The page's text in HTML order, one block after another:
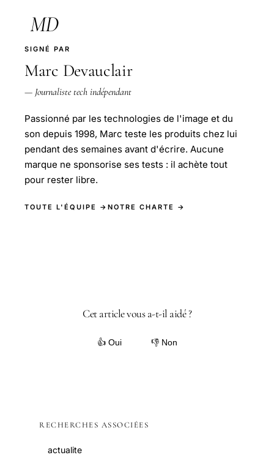
MD
SIGNÉ PAR
Marc Devauclair
— Journaliste tech indépendant
Passionné par les technologies de l'image et du
son depuis 1998, Marc teste les produits chez lui
pendant des semaines avant d'écrire. Aucune
marque ne sponsorise ses tests : il achète tout
pour rester libre.
TOUTE L'ÉQUIPE → NOTRE CHARTE →
Cet article vous a-t-il aidé ?
👍 Oui 👎 Non
RECHERCHES ASSOCIÉES
actualite